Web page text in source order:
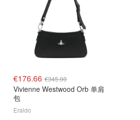
€176.66 €345.00
Vivienne Westwood Orb 单肩
包
Eraldo